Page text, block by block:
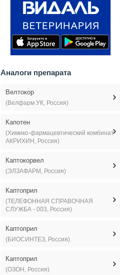
Аналоги препарата
Велтокор
(Велфарм УК, Россия)
Капотен
(Химико-фармацевтический комбинат
АКРИХИН, Россия)
Каптокорвел
(ЭЛЗАФАРМ, Россия)
Каптоприл
(ТЕЛЕФОННАЯ СПРАВОЧНАЯ
СЛУЖБА - 003, Россия)
Каптоприл
(БИОСИНТЕЗ, Россия)
Каптоприл
(ОЗОН, Россия)